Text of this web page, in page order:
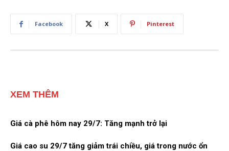
Facebook X Pinterest
XEM THÊM
Giá cà phê hôm nay 29/7: Tăng mạnh trở lại
Giá cao su 29/7 tăng giảm trái chiều, giá trong nước ổn